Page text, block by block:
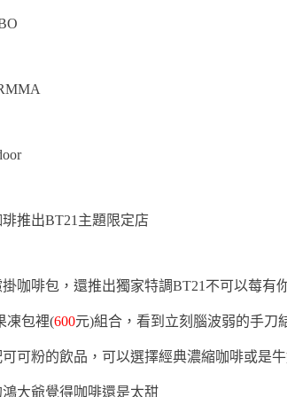
推出BT21主題限定店
咖啡包，還推出獨家特調BT21 不可以莓有
凍包裡(600元)組合，看到立刻腦波弱的手刀
可粉的飲品，可以選擇經典濃縮咖啡或是
大爺覺得咖啡還是太甜